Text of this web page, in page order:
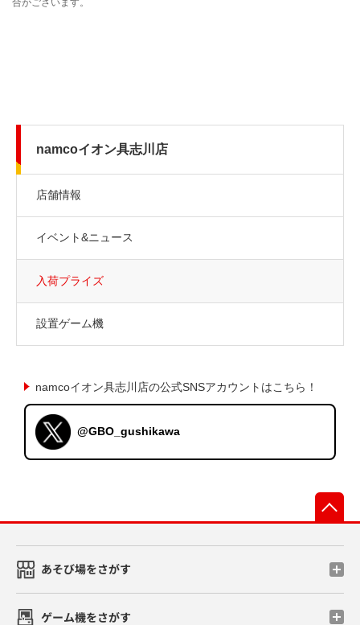
namcoイオン具志川店
店舗情報
イベント&ニュース
入荷プライズ
設置ゲーム機
namcoイオン具志川店の公式SNSアカウントはこちら！
@GBO_gushikawa
あそび場をさがす
ゲーム機をさがす